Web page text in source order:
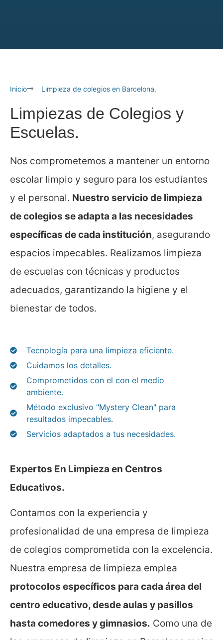
Inicio Limpieza de colegios en Barcelona.
Limpiezas de Colegios y
Escuelas.
Nos comprometemos a mantener un entorno
escolar limpio y seguro para los estudiantes
y el personal. Nuestro servicio de limpieza
de colegios se adapta a las necesidades
específicas de cada institución, asegurando
espacios impecables. Realizamos limpieza
de escuelas con técnicas y productos
adecuados, garantizando la higiene y el
bienestar de todos.
Tecnología para una limpieza eficiente.
Cuidamos los detalles.
Comprometidos con el con el medio
ambiente.
Método exclusivo "Mystery Clean" para
resultados impecables.
Servicios adaptados a tus necesidades.
Expertos En Limpieza en Centros
Educativos.
Contamos con la experiencia y
profesionalidad de una empresa de limpieza
de colegios comprometida con la excelencia.
Nuestra empresa de limpieza emplea
protocolos específicos para cada área del
centro educativo, desde aulas y pasillos
hasta comedores y gimnasios. Como una de